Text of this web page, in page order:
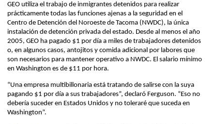
GEO utiliza el trabajo de inmigrantes detenidos para realizar
prácticamente todas las funciones ajenas a la seguridad en el
Centro de Detención del Noroeste de Tacoma (NWDC), la única
instalación de detención privada del estado. Desde al menos el año
2005, GEO ha pagado $1 por día a miles de trabajadores detenidos
o, en algunos casos, antojitos y comida adicional por labores que
son necesarios para mantener operativo a NWDC. El salario mínimo
en Washington es de $11 por hora.
“Una empresa multibillonaria está tratando de salirse con la suya
pagando $1 por día a sus trabajadores”, declaró Ferguson. “Eso no
debería suceder en Estados Unidos y no toleraré que suceda en
Washington”.